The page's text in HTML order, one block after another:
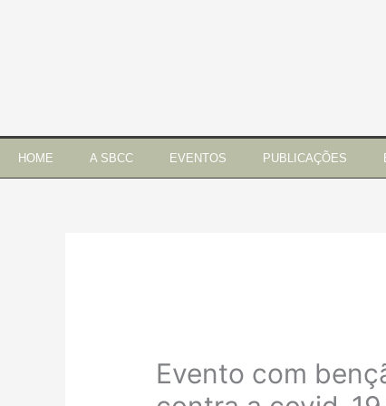
HOME A SBCC EVENTOS PUBLICAÇÕES
Evento com